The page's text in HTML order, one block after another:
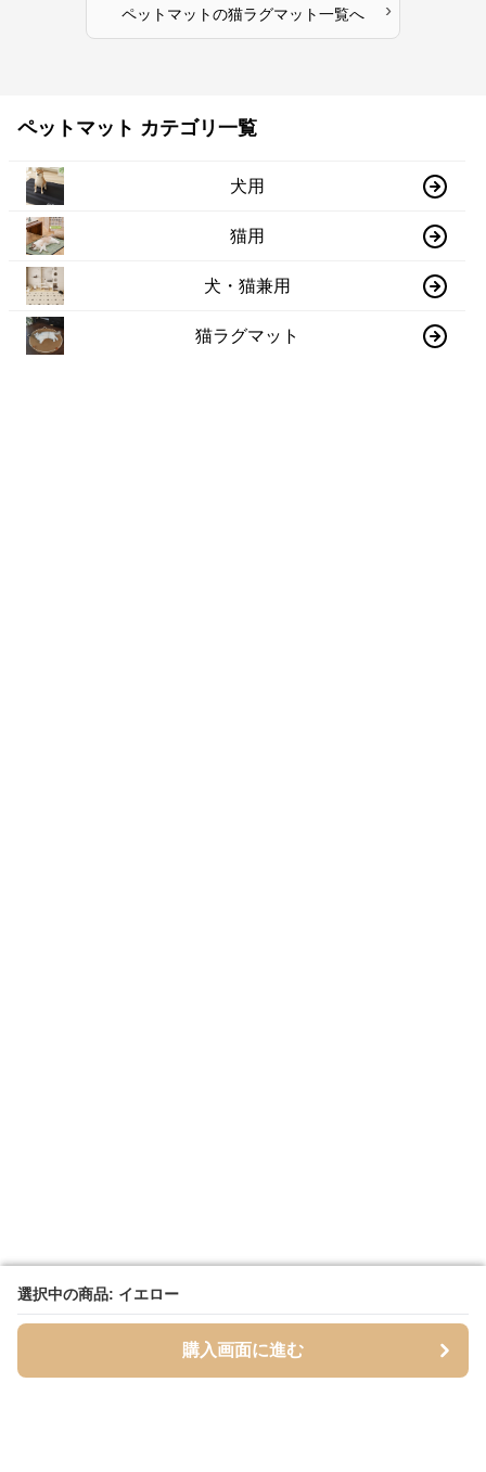
選択中の商品: イエロー
購入画面に進む
選択中の商品: イエロー
購入画面に進む
ペットマットの猫ラグマット一覧へ ›
ペットマット カテゴリ一覧
犬用
猫用
犬・猫兼用
猫ラグマット